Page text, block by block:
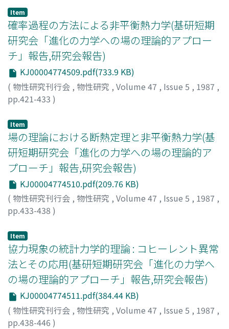
Item
確率過程の方法による非平衡熱力学(基研短期
研究会「進化の力学への場の理論的アプロー
チ」報告,研究会報告)
KJ00004774509.pdf(733.9 KB)
( 物性研究刊行会 , 物性研究 , Volume 47 , Issue 5 , 1987 ,
pp.421-433 )
Item
場の理論における断熱定理と非平衡熱力学(基
研短期研究会「進化の力学への場の理論的ア
プローチ」報告,研究会報告)
KJ00004774510.pdf(209.76 KB)
( 物性研究刊行会 , 物性研究 , Volume 47 , Issue 5 , 1987 ,
pp.433-438 )
Item
協力現象の統計力学的理論 : コヒーレント異常
法とその応用(基研短期研究会「進化の力学へ
の場の理論的アプローチ」報告,研究会報告)
KJ00004774511.pdf(384.44 KB)
( 物性研究刊行会 , 物性研究 , Volume 47 , Issue 5 , 1987 ,
pp.438-446 )